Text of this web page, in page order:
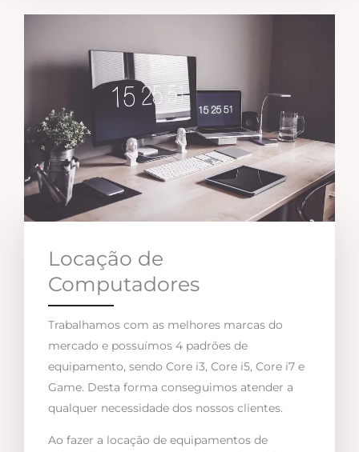
Locação de
Computadores
Trabalhamos com as melhores marcas do
mercado e possuímos 4 padrões de
equipamento, sendo Core i3, Core i5, Core i7 e
Game. Desta forma conseguimos atender a
qualquer necessidade dos nossos clientes.
Ao fazer a locação de equipamentos de